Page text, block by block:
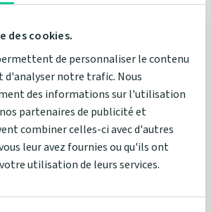
des cookies.
de personnaliser le contenu
d'analyser notre trafic. Nous
des informations sur l'utilisation
partenaires de publicité et
combiner celles-ci avec d'autres
leur avez fournies ou qu'ils ont
utilisation de leurs services.
Chanvre
et coton bio
confort
de base
€